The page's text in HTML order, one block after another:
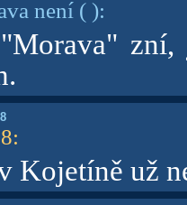
není( ):
:
Kojetíně už